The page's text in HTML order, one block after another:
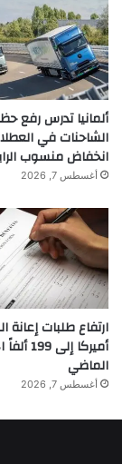
ألمانيا تدرس رفع
الشاحنات في
انخفاض منسوب
أغسطس 7, 2026
ارتفاع طلبات إعانة
أميركا
الماضي
أغسطس 7, 2026